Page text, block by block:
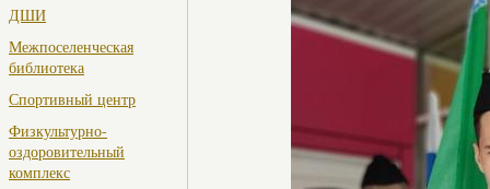
ДШИ
Межпоселенческая
библиотека
Спортивный центр
Физкультурно-
оздоровительный
комплекс